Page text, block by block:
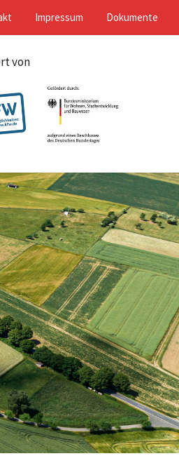
Impressum Dokumente
von